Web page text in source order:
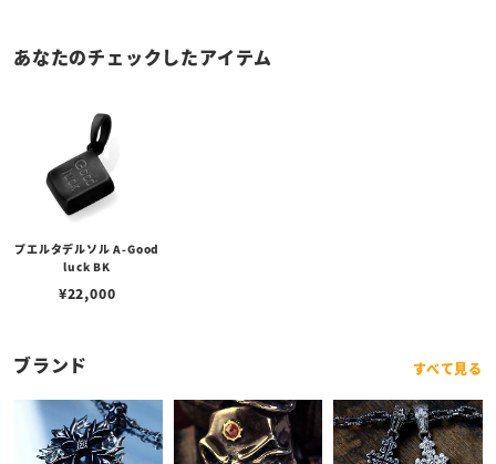
あなたのチェックしたアイテム
プエルタデルソル A-Good
luck BK
¥22,000
ブランド すべて見る